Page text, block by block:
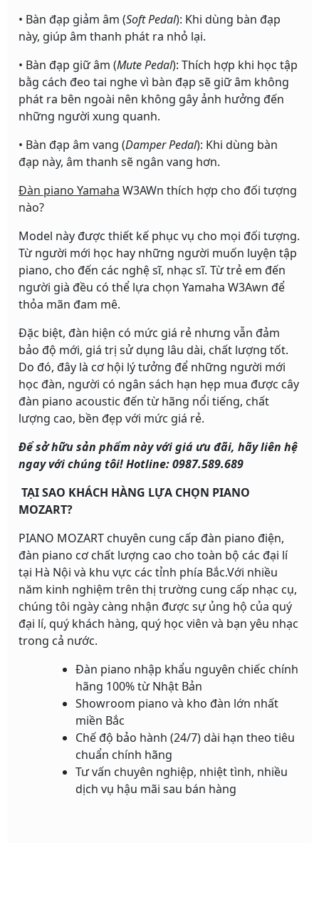
• Bàn đạp giảm âm (Soft Pedal): Khi dùng bàn đạp
này, giúp âm thanh phát ra nhỏ lại.
• Bàn đạp giữ âm (Mute Pedal): Thích hợp khi học tập
bằg cách đeo tai nghe vì bàn đạp sẽ giữ âm không
phát ra bên ngoài nên không gây ảnh hưởng đến
những người xung quanh.
• Bàn đạp âm vang (Damper Pedal): Khi dùng bàn
đạp này, âm thanh sẽ ngân vang hơn.
Đàn piano Yamaha W3AWn thích hợp cho đối tượng
nào?
Model này được thiết kế phục vụ cho mọi đối tượng.
Từ người mới học hay những người muốn luyện tập
piano, cho đến các nghệ sĩ, nhạc sĩ. Từ trẻ em đến
người già đều có thể lựa chọn Yamaha W3Awn để
thỏa mãn đam mê.
Đặc biệt, đàn hiện có mức giá rẻ nhưng vẫn đảm
bảo độ mới, giá trị sử dụng lâu dài, chất lượng tốt.
Do đó, đây là cơ hội lý tưởng để những người mới
học đàn, người có ngân sách hạn hẹp mua được cây
đàn piano acoustic đến từ hãng nổi tiếng, chất
lượng cao, bền đẹp với mức giá rẻ.
Để sở hữu sản phẩm này với giá ưu đãi, hãy liên hệ
ngay với chúng tôi! Hotline: 0987.589.689
TẠI SAO KHÁCH HÀNG LỰA CHỌN PIANO
MOZART?
PIANO MOZART chuyên cung cấp đàn piano điện,
đàn piano cơ chất lượng cao cho toàn bộ các đại lí
tại Hà Nội và khu vực các tỉnh phía Bắc.Với nhiều
năm kinh nghiệm trên thị trường cung cấp nhạc cụ,
chúng tôi ngày càng nhận được sự ủng hộ của quý
đại lí, quý khách hàng, quý học viên và bạn yêu nhạc
trong cả nước.
Đàn piano nhập khẩu nguyên chiếc chính
hãng 100% từ Nhật Bản
Showroom piano và kho đàn lớn nhất
miền Bắc
Chế độ bảo hành (24/7) dài hạn theo tiêu
chuẩn chính hãng
Tư vấn chuyên nghiệp, nhiệt tình, nhiều
dịch vụ hậu mãi sau bán hàng